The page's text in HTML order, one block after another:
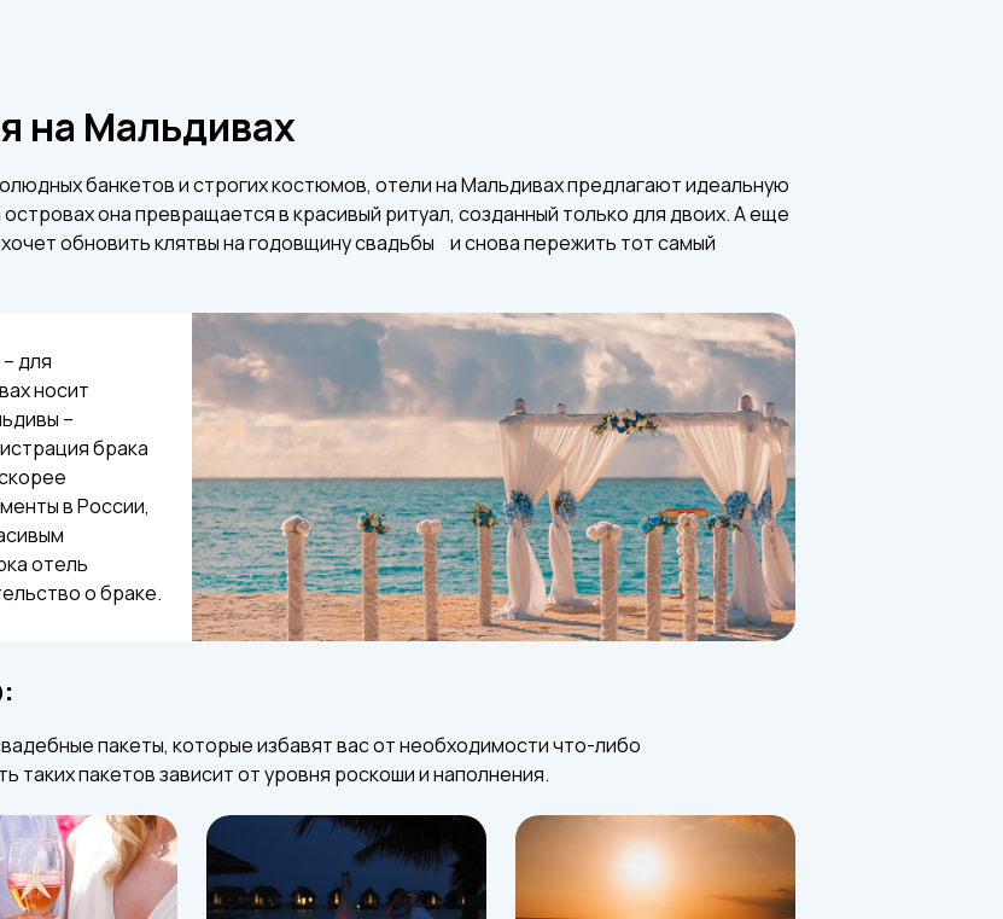
на Мальдивах
банкетов и строгих костюмов, отели на Мальдивах предлагают идеальную
она превращается в красивый ритуал, созданный только для двоих. А еще
обновить клятвы на годовщину свадьбы и снова пережить тот самый
для
носит
–
брака
в России,
отель
о браке.
пакеты, которые избавят вас от необходимости что-либо
пакетов зависит от уровня роскоши и наполнения.